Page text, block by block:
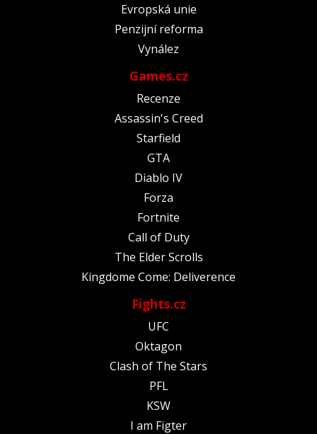
Evropská unie
Penzijní reforma
Vynález
Games.cz
Recenze
Assassin's Creed
Starfield
GTA
Diablo IV
Forza
Fortnite
Call of Duty
The Elder Scrolls
Kingdome Come: Deliverence
Fights.cz
UFC
Oktagon
Clash of The Stars
PFL
KSW
I am Figter